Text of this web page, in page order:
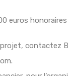
euros honoraires
contactez